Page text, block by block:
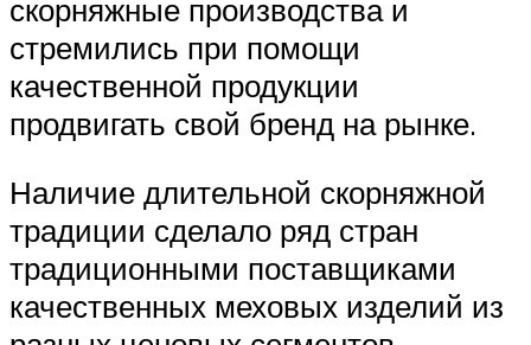
скорняжные производства и
стремились при помощи
качественной продукции
продвигать свой бренд на рынке.
Наличие длительной скорняжной
традиции сделало ряд стран
традиционными поставщиками
качественных меховых изделий из